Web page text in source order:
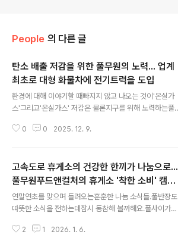
People 의 다른 글
탄소 배출 저감을 위한 풀무원의 노력... 업계
최초로 대형 화물차에 전기트럭을 도입
환경에 대해 이야기할 때빠지지 않고 나오는 것이'온실가
스'그리고'온실가스' 저감은 물론지구를 위해 노력하는풀
꿨습니다.풀무원 물류현장의기존 대형 디젤화물차를18톤
대형 화물차는주행 거리와 충전 인프라 한계로 도입이 어
려웠기 때문이죠.하지만 풀무원은 이러한 제약에도 불구하
고ESG 실천 의지를 바탕으로온실가스 배출이 많은 대형
화물차에업. 계. 최. 초!!!로 전기트럭을 도입했답니다.이번
공급 협약을 체결한 후차량 출고와 냉동탑차 제작 및 도색
0 0 2025. 12. 9.
고속도로 휴게소의 건강한 한끼가 나눔으로...
풀무원푸드앤컬처의 휴게소 '착한 소비' 캠페
인
연말연초를 맞으며 들려오는훈훈한 나눔 소식들.풀반장도
따뜻한 소식을 전하는데잠시 동참해 볼까해요.풀사이가족
휴게소를 운영 중이죠.그래서 휴게소 운영과나눔을 어떻게
2 1 2026. 1. 6.